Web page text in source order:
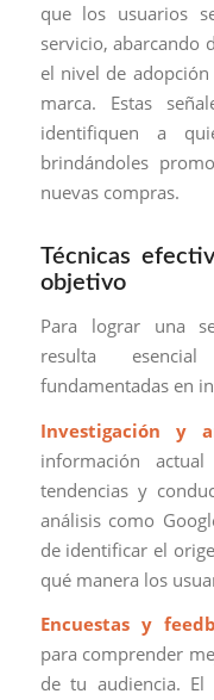
que los usuarios
servicio, abarcando
el nivel de
marca. Estas
identifiquen a
brindándoles
nuevas compras.
Técnicas
objetivo
Para lograr una
resulta
fundamentadas en
Investigación y
información
tendencias y
análisis como
de identificar el
qué manera los
Encuestas y
para comprender
de tu audiencia.